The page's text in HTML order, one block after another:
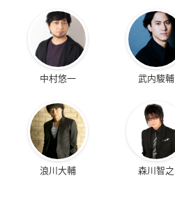
中村悠一 武内駿輔
浪川大輔 森川智之